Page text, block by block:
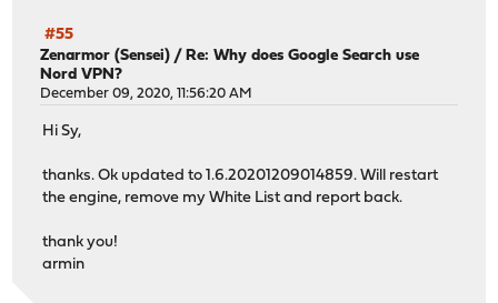
#55
Zenarmor (Sensei) / Re: Why does Google Search use
Nord VPN?
December 09, 2020, 11:56:20 AM
Hi Sy,
thanks. Ok updated to 1.6.20201209014859. Will restart
the engine, remove my White List and report back.
thank you!
armin